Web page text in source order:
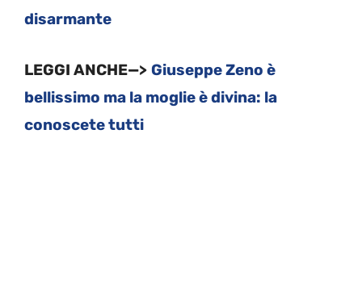
disarmante
LEGGI ANCHE—> Giuseppe Zeno è
bellissimo ma la moglie è divina: la
conoscete tutti